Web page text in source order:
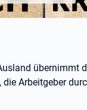
übernimmt
Arbeitgeber